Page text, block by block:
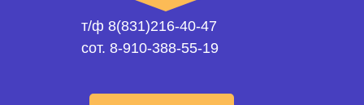
т/ф 8(831)216-40-47
сот. 8-910-388-55-19